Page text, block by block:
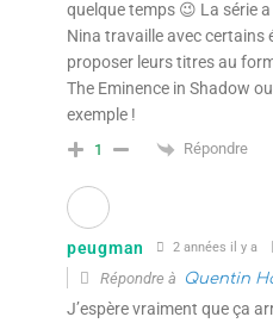
quelque temps 😉 La série
Nina travaille avec certains
proposer leurs titres au
The Eminence in Shadow
exemple !
1 Répondre
peugman 2 années il y a
Répondre à Quentin
J’espère vraiment que ça